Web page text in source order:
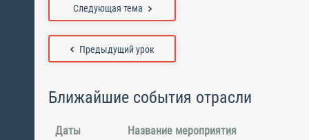
Предыдущий урок
Следующая тема
Ближайшие события отрасли
Даты Название мероприятия